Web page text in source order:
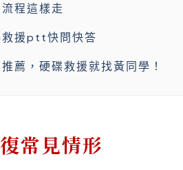
程這樣走
救援ptt快問快答
薦，硬碟救援就找黃同學！
常見情形